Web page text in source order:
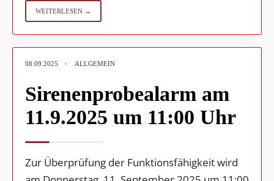
WEITERLESEN →
08.09.2025 • ALLGEMEIN
Sirenenprobealarm am
11.9.2025 um 11:00 Uhr
Zur Überprüfung der Funktionsfähigkeit wird